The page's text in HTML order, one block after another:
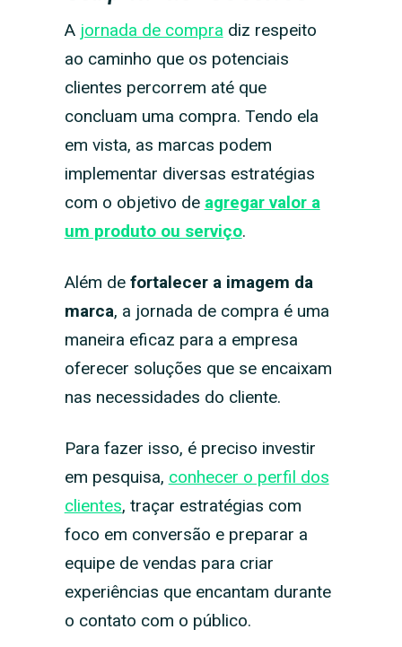
A jornada de compra diz respeito
ao caminho que os potenciais
clientes percorrem até que
concluam uma compra. Tendo ela
em vista, as marcas podem
implementar diversas estratégias
com o objetivo de agregar valor a
um produto ou serviço.
Além de fortalecer a imagem da
marca, a jornada de compra é uma
maneira eficaz para a empresa
oferecer soluções que se encaixam
nas necessidades do cliente.
Para fazer isso, é preciso investir
em pesquisa, conhecer o perfil dos
clientes, traçar estratégias com
foco em conversão e preparar a
equipe de vendas para criar
experiências que encantam durante
o contato com o público.